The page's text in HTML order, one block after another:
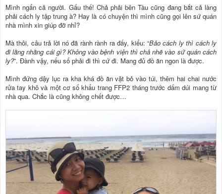
Mình ngẩn cả người. Gấu thế! Chả phải bên Tàu cũng đang bắt cả làng
phải cách ly tập trung à? Hay là có chuyện thì mình cũng gọi lên sứ quán
nhà mình xin giúp đỡ nhỉ?
Mà thôi, câu trả lời nó đã rành rành ra đấy, kiểu: “Bảo cách ly thì cách ly
đi lằng nhằng cái gì? Không vào bệnh viện thì chả nhẽ vào sứ quán cách
ly?”. Đành vậy, nếu số phải đi thì cứ đi. Mang đủ đồ ăn ngon là được.
Mình đứng dậy lục ra kha khá đồ ăn vặt bỏ vào túi, thêm hai chai nước
rửa tay khô và một cơ số khẩu trang FFP2 tháng trước dấm dúi mang từ
nhà qua. Chắc là cũng không chết được…